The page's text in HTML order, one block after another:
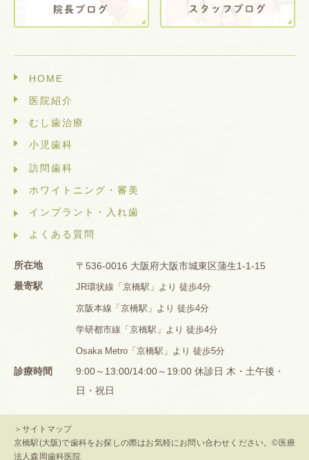
HOME
医院紹介
むし歯治療
小児歯科
訪問歯科
ホワイトニング・審美
インプラント・入れ歯
よくある質問
所在地
〒536-0016 大阪府大阪市城東区蒲生1-1-15
最寄駅
JR環状線「京橋駅」より 徒歩4分
京阪本線「京橋駅」より 徒歩4分
学研都市線「京橋駅」より 徒歩4分
Osaka Metro「京橋駅」より 徒歩5分
診療時間
9:00～13:00/14:00～19:00 休診日 木・土午後・
日・祝日
＞サイトマップ
京橋駅(大阪)で歯科をお探しの際はお気軽にお問い合わせください。©医療
法人森岡歯科医院